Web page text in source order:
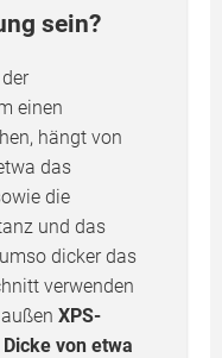
sein?
einen
hängt von
das
die
und das
dicker das
verwenden
XPS-
von etwa